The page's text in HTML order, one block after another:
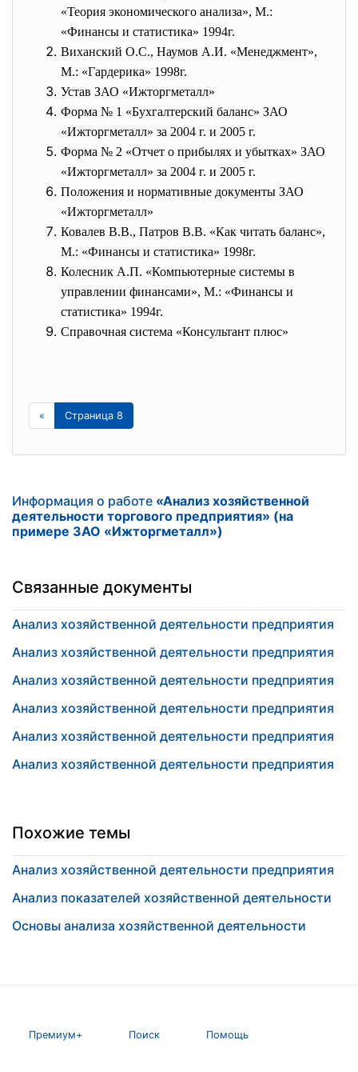
«Теория экономического анализа», М.:
«Финансы и статистика» 1994г.
Виханский О.С., Наумов А.И. «Менеджмент»,
М.: «Гардерика» 1998г.
Устав ЗАО «Ижторгметалл»
Форма № 1 «Бухгалтерский баланс» ЗАО
«Ижторгметалл» за 2004 г. и 2005 г.
Форма № 2 «Отчет о прибылях и убытках» ЗАО
«Ижторгметалл» за 2004 г. и 2005 г.
Положения и нормативные документы ЗАО
«Ижторгметалл»
Ковалев В.В., Патров В.В. «Как читать баланс»,
М.: «Финансы и статистика» 1998г.
Колесник А.П. «Компьютерные системы в
управлении финансами», М.: «Финансы и
статистика» 1994г.
Справочная система «Консультант плюс»
« Страница 8
Информация о работе «Анализ хозяйственной
деятельности торгового предприятия» (на
примере ЗАО «Ижторгметалл»)
Связанные документы
Анализ хозяйственной деятельности предприятия
Анализ хозяйственной деятельности предприятия
Анализ хозяйственной деятельности предприятия
Анализ хозяйственной деятельности предприятия
Анализ хозяйственной деятельности предприятия
Анализ хозяйственной деятельности предприятия
Похожие темы
Анализ хозяйственной деятельности предприятия
Анализ показателей хозяйственной деятельности
Основы анализа хозяйственной деятельности
Премиум+ Поиск Помощь